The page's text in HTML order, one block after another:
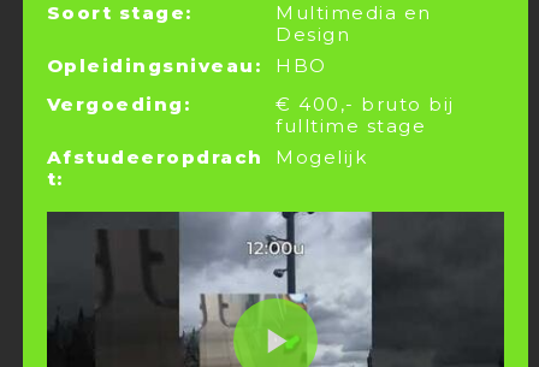
Soort stage:
Multimedia en
Design
Opleidingsniveau:
HBO
Vergoeding:
€ 400,- bruto bij
fulltime stage
Afstudeeropdrach
t:
Mogelijk